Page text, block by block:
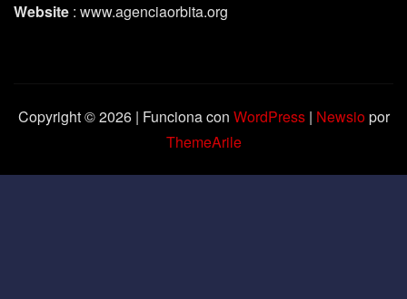
Website : www.agenciaorbita.org
Copyright © 2026 | Funciona con WordPress | Newsiopor
ThemeArile